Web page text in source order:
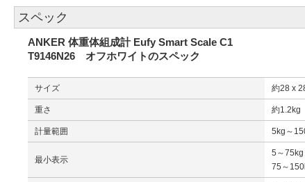
スペック
ANKER 体重体組成計 Eufy Smart Scale C1
T9146N26 オフホワイトのスペック
サイズ 約28 x
重さ 約1.2kg
計量範囲 5kg～
最小表示
5～
75～